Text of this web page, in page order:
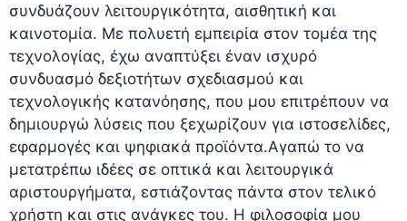
συνδυάζουν λειτουργικότητα, αισθητική και
καινοτομία. Με πολυετή εμπειρία στον τομέα της
τεχνολογίας, έχω αναπτύξει έναν ισχυρό
συνδυασμό δεξιοτήτων σχεδιασμού και
τεχνολογικής κατανόησης, που μου επιτρέπουν να
δημιουργώ λύσεις που ξεχωρίζουν για ιστοσελίδες,
εφαρμογές και ψηφιακά προϊόντα.Αγαπώ το να
μετατρέπω ιδέες σε οπτικά και λειτουργικά
αριστουργήματα, εστιάζοντας πάντα στον τελικό
χρήστη και στις ανάγκες του. Η φιλοσοφία μου